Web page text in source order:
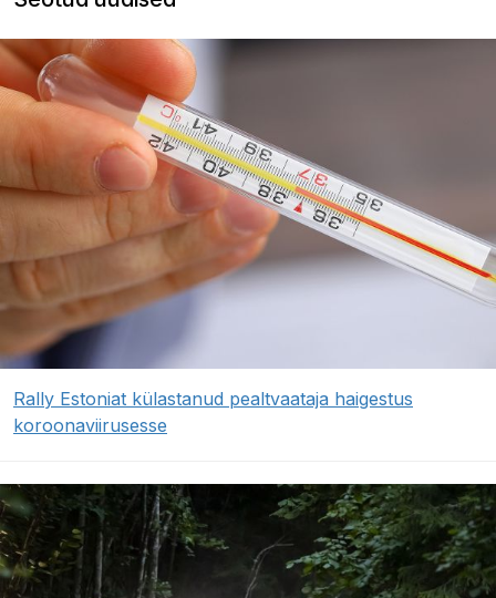
Rally Estoniat külastanud pealtvaataja haigestus
koroonaviirusesse